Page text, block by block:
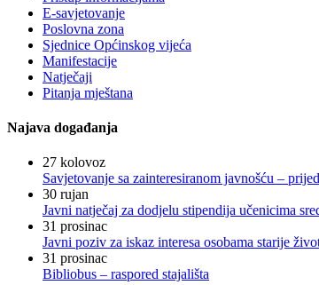
E-savjetovanje
Poslovna zona
Sjednice Općinskog vijeća
Manifestacije
Natječaji
Pitanja mještana
Najava događanja
27 kolovoz
Savjetovanje sa zainteresiranom javnošću –
30 rujan
Javni natječaj za dodjelu stipendija učenicima
31 prosinac
Javni poziv za iskaz interesa osobama starije
31 prosinac
Bibliobus – raspored stajališta